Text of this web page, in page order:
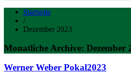
Startseite
/
Dezember 2023
Monatliche Archive: Dezember
Werner Weber Pokal2023